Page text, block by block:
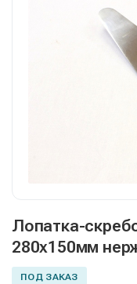
Лопатка-
280х150мм
ПОД ЗАКАЗ